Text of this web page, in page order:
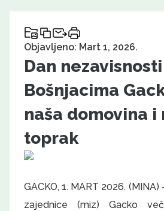
Objavljeno: Mart 1, 2026.
Dan
Bošnjacima
naša domovina i
toprak
GACKO, 1. MART 2026.
zajednice (miz) Gacko